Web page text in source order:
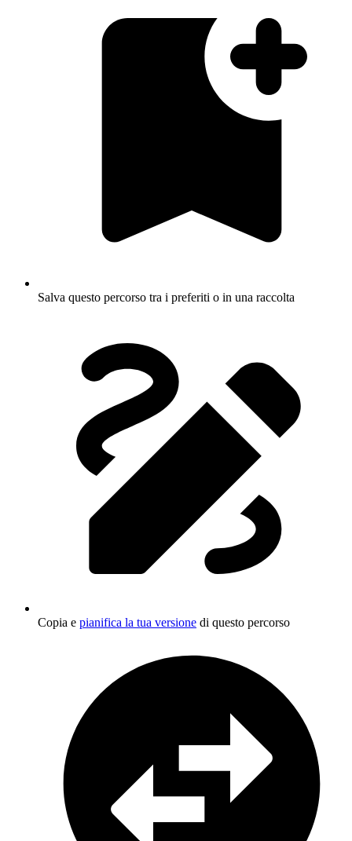
Salva questo percorso tra i preferiti o in una raccolta
Copia e pianifica la tua versione di questo percorso